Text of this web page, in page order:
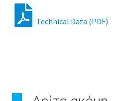
Technical Data (PDF)